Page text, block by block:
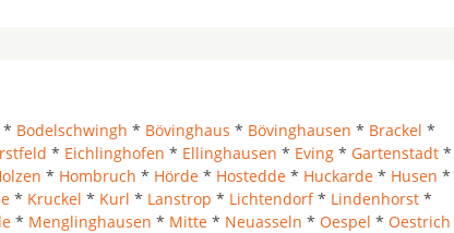
* Bodelschwingh * Bövinghaus * Bövinghausen * Brackel *
* Eichlinghofen * Ellinghausen * Eving * Gartenstadt *
* Hombruch * Hörde * Hostedde * Huckarde * Husen *
* Kruckel * Kurl * Lanstrop * Lichtendorf* Lindenhorst *
* Menglinghausen * Mitte * Neuasseln * Oespel * Oestrich